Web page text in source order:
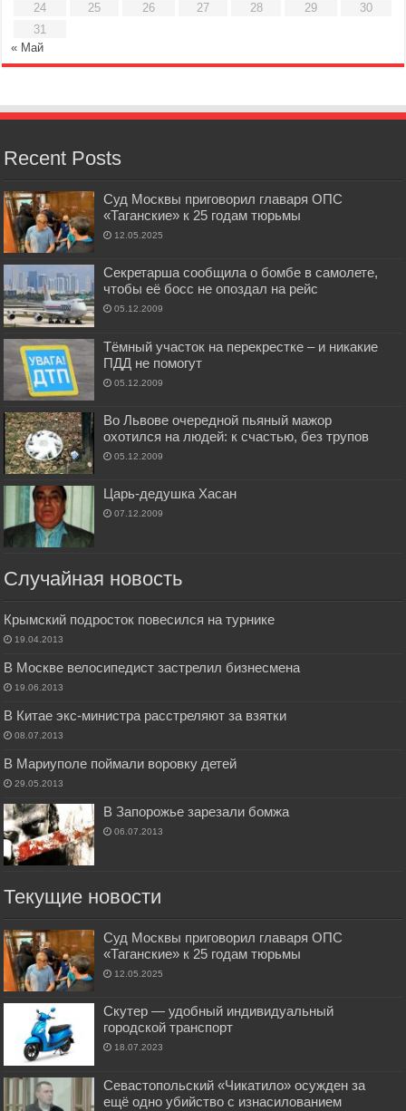
24
25 26 27 28 29
30
31
« Май
Recent Posts
Суд Москвы приговорил главаря ОПС
«Таганские» к 25 годам тюрьмы
12.05.2025
Секретарша сообщила о бомбе в самолете,
чтобы её босс не опоздал на рейс
05.12.2009
Тёмный участок на перекрестке – и никакие
ПДД не помогут
05.12.2009
Во Львове очередной пьяный мажор
охотился на людей: к счастью, без трупов
05.12.2009
Царь-дедушка Хасан
07.12.2009
Случайная новость
Крымский подросток повесился на турнике
19.04.2013
В Москве велосипедист застрелил бизнесмена
19.06.2013
В Китае экс-министра расстреляют за взятки
08.07.2013
В Мариуполе поймали воровку детей
29.05.2013
В Запорожье зарезали бомжа
06.07.2013
Текущие новости
Суд Москвы приговорил главаря ОПС
«Таганские» к 25 годам тюрьмы
12.05.2025
Скутер — удобный индивидуальный
городской транспорт
18.07.2023
Севастопольский «Чикатило» осужден за
ещё одно убийство с изнасилованием